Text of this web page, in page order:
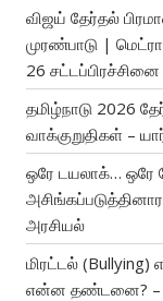
விஜய் தேர்தல்
முரண்பாடு |
26 சட்டப்பிரச்சினை
தமிழ்நாடு 2026
வாக்குறுதிகள் –
ஒரே டயலாக்… ஒரே
அரசியல்
மிரட்டல்
என்ன தண்டனை? –